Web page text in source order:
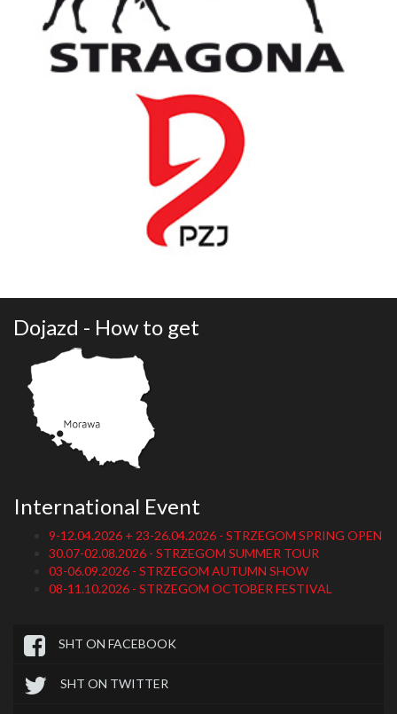
Dojazd - How to get
International Event
9-12.04.2026 + 23-26.04.2026 - STRZEGOM SPRING OPEN
30.07-02.08.2026 - STRZEGOM SUMMER TOUR
03-06.09.2026 - STRZEGOM AUTUMN SHOW
08-11.10.2026 - STRZEGOM OCTOBER FESTIVAL
SHT ON FACEBOOK
SHT ON TWITTER